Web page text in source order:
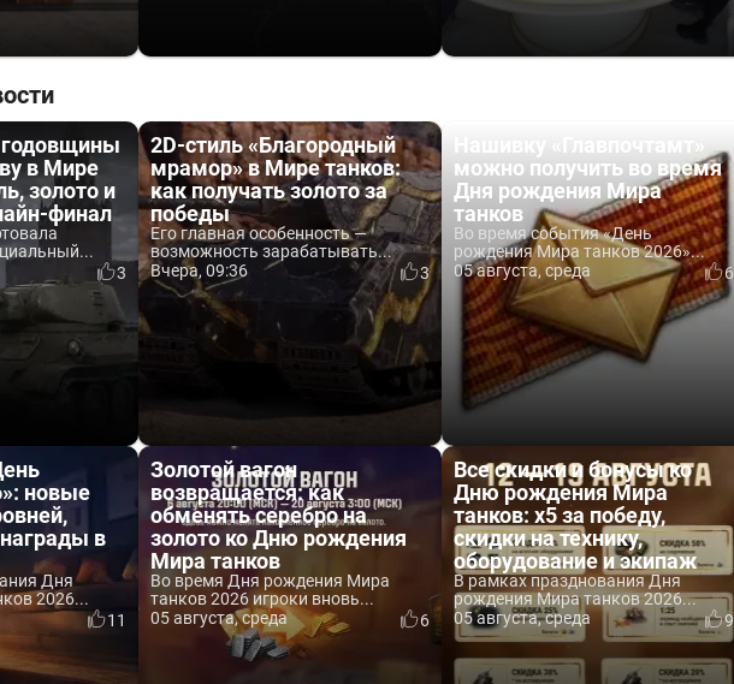
годовщины
в Мире
золото и
финал
3
2D-стиль «Благородный
мрамор» в Мире танков:
как получать золото за
победы
Его главная особенность —
возможность зарабатывать...
Вчера, 09:36
3
Нашивку «Главпочтамт»
можно получить во время
Дня рождения Мира
танков
Во время события «День
рождения Мира танков 2026»...
05 августа, среда
6
новые
в
Дня
2026...
11
Золотой вагон
возвращается: как
обменять серебро на
золото ко Дню рождения
Мира танков
Во время Дня рождения Мира
танков 2026 игроки вновь...
05 августа, среда
6
Все скидки и бонусы ко
Дню рождения Мира
танков: x5 за победу,
скидки на технику,
оборудование и экипаж
В рамках празднования Дня
рождения Мира танков 2026...
05 августа, среда
9